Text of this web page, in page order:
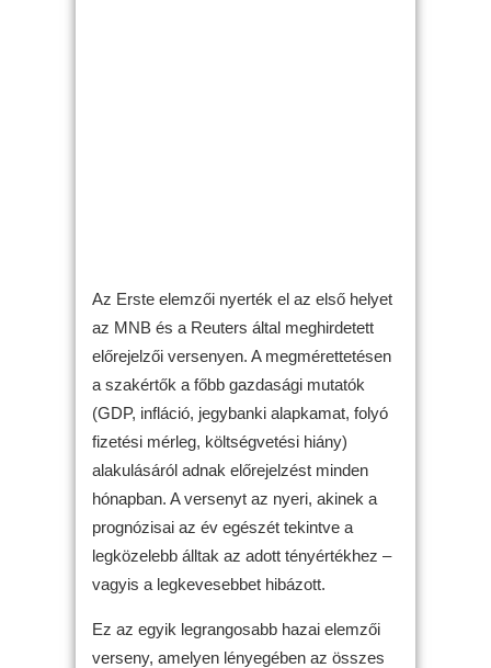
Az Erste elemzői nyerték el az első helyet
az MNB és a Reuters által meghirdetett
előrejelzői versenyen. A megmérettetésen
a szakértők a főbb gazdasági mutatók
(GDP, infláció, jegybanki alapkamat, folyó
fizetési mérleg, költségvetési hiány)
alakulásáról adnak előrejelzést minden
hónapban. A versenyt az nyeri, akinek a
prognózisai az év egészét tekintve a
legközelebb álltak az adott tényértékhez –
vagyis a legkevesebbet hibázott.
Ez az egyik legrangosabb hazai elemzői
verseny, amelyen lényegében az összes